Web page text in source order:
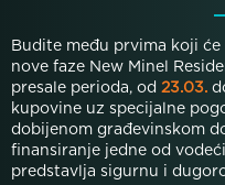
Budite među prvima koji
nove faze New Minel
presale perioda, od 23.03.
kupovine uz specijalne
dobijenom građevinskom
finansiranje jedne od
predstavlja sigurnu i